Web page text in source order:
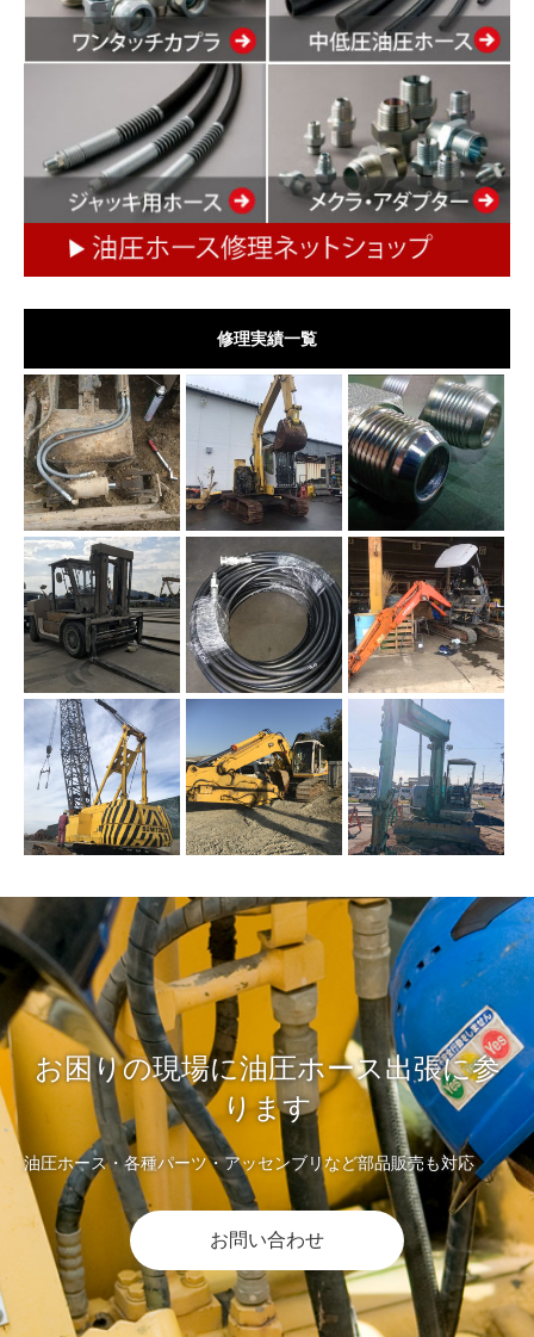
修理実績一覧
お困りの現場に油圧ホース出張に参
ります
油圧ホース・各種パーツ・アッセンブリなど部品販売も対応
お問い合わせ